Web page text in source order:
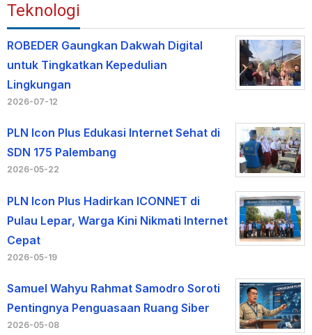
Teknologi
ROBEDER Gaungkan Dakwah Digital
untuk Tingkatkan Kepedulian
Lingkungan
2026-07-12
PLN Icon Plus Edukasi Internet Sehat di
SDN 175 Palembang
2026-05-22
PLN Icon Plus Hadirkan ICONNET di
Pulau Lepar, Warga Kini Nikmati Internet
Cepat
2026-05-19
Samuel Wahyu Rahmat Samodro Soroti
Pentingnya Penguasaan Ruang Siber
2026-05-08